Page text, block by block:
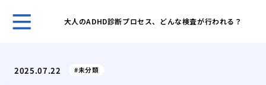
大人のADHD診断プロセス、どんな検査が行われる？
2025.07.22 未分類